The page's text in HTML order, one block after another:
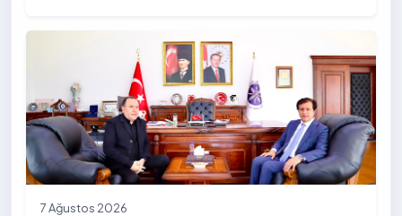
Yardımcısı Prof. Dr. Murat Kurt eşlik etti.
7 Ağustos 2026